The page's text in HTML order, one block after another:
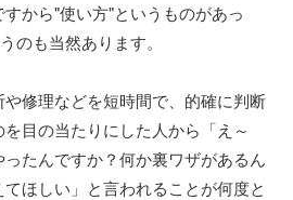
から"使い方"というものがあっ
のも当然あります。
修理などを短時間で、的確に判断
目の当たりにした人から「え～
たんですか？何か裏ワザがあるん
ほしい」と言われることが何度と